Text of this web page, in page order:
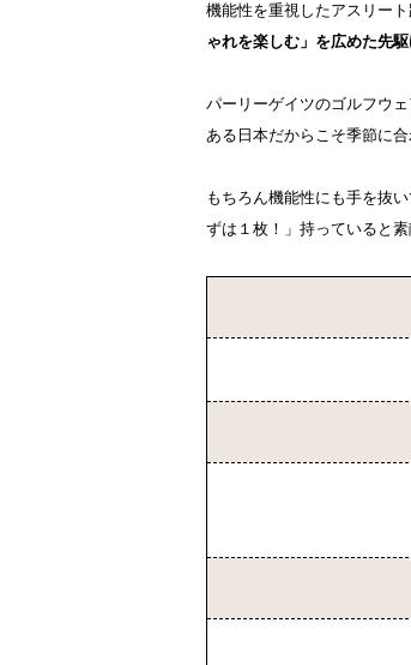
機能性を重視したアスリー
ゃれを楽しむ」を広めた先駆
パーリーゲイツのゴルフウ
ある日本だからこそ季節に
もちろん機能性にも手を抜
ずは１枚！」持っていると